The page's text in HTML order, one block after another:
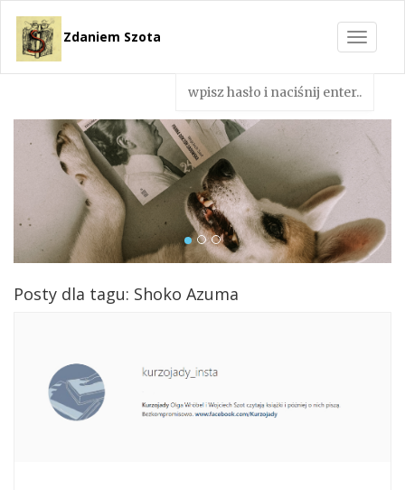
Toggle
Zdaniem Szota
Posty dla tagu: Shoko Azuma